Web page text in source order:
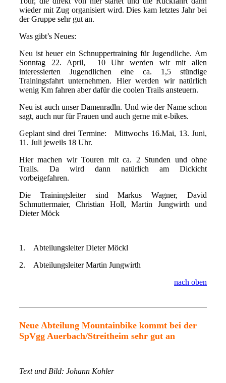
wieder mit Zug organisiert wird. Dies kam letztes Jahr bei
der Gruppe sehr gut an.
Was gibt’s Neues:
Neu ist heuer ein Schnuppertraining für Jugendliche. Am
Sonntag 22. April, 10 Uhr werden wir mit allen
interessierten Jugendlichen eine ca. 1,5 stündige
Trainingsfahrt unternehmen. Hier werden wir natürlich
wenig Km fahren aber dafür die coolen Trails ansteuern.
Neu ist auch unser Damenradln. Und wie der Name schon
sagt, auch nur für Frauen und auch gerne mit e-bikes.
Geplant sind drei Termine: Mittwochs 16.Mai, 13. Juni,
11. Juli jeweils 18 Uhr.
Hier machen wir Touren mit ca. 2 Stunden und ohne
Trails. Da wird dann natürlich am Dickicht
vorbeigefahren.
Die Trainingsleiter sind Markus Wagner, David
Schmuttermaier, Christian Holl, Martin Jungwirth und
Dieter Möck
1. Abteilungsleiter Dieter Möckl
2. Abteilungsleiter Martin Jungwirth
nach oben
Neue Abteilung Mountainbike kommt bei der
SpVgg Auerbach/Streitheim sehr gut an
Text und Bild: Johann Kohler